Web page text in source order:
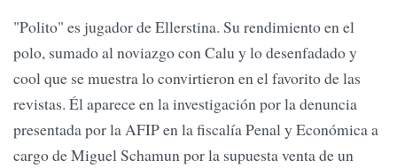
"Polito" es jugador de Ellerstina. Su rendimiento en el
polo, sumado al noviazgo con Calu y lo desenfadado y
cool que se muestra lo convirtieron en el favorito de las
revistas. Él aparece en la investigación por la denuncia
presentada por la AFIP en la fiscalía Penal y Económica a
cargo de Miguel Schamun por la supuesta venta de un